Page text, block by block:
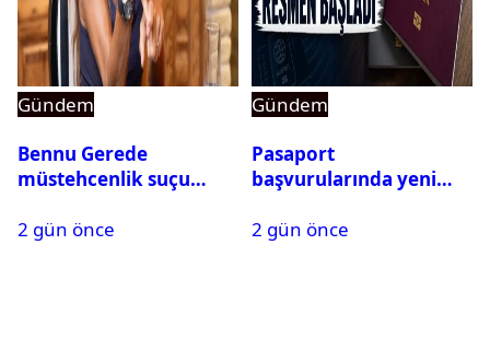
Gündem
Bennu Gerede
müstehcenlik suçu
alındı
2 gün önce
Gündem
Pasaport
başvurularında yeni
2 gün önce